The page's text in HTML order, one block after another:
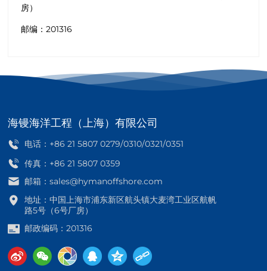
房）
邮编：201316
海镘海洋工程（上海）有限公司
电话： +86 21 5807 0279/0310/0321/0351
传真：+86 21 5807 0359
邮箱：sales@hymanoffshore.com
地址：中国上海市浦东新区航头镇大麦湾工业区航帆
路5号（6号厂房）
邮政编码：201316